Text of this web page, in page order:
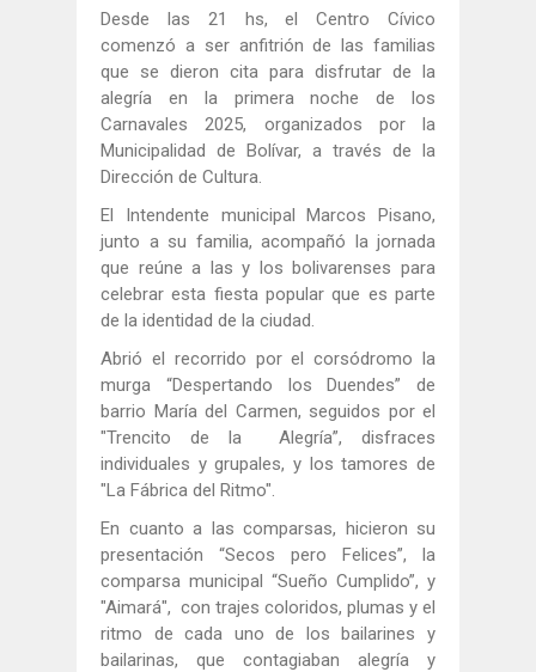
Desde las 21 hs, el Centro Cívico
comenzó a ser anfitrión de las familias
que se dieron cita para disfrutar de la
alegría en la primera noche de los
Carnavales 2025, organizados por la
Municipalidad de Bolívar, a través de la
Dirección de Cultura.
El Intendente municipal Marcos Pisano,
junto a su familia, acompañó la jornada
que reúne a las y los bolivarenses para
celebrar esta fiesta popular que es parte
de la identidad de la ciudad.
Abrió el recorrido por el corsódromo la
murga “Despertando los Duendes” de
barrio María del Carmen, seguidos por el
"Trencito de la Alegría”, disfraces
individuales y grupales, y los tamores de
"La Fábrica del Ritmo".
En cuanto a las comparsas, hicieron su
presentación “Secos pero Felices”, la
comparsa municipal “Sueño Cumplido”, y
"Aimará", con trajes coloridos, plumas y el
ritmo de cada uno de los bailarines y
bailarinas, que contagiaban alegría y